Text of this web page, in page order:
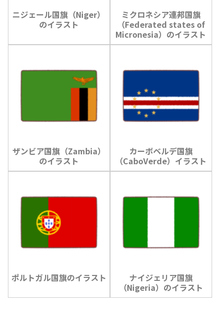
ニジェール国旗（Niger）
のイラスト
ミクロネシア連邦国旗
（Federated states of
Micronesia）のイラスト
ザンビア国旗（Zambia）
のイラスト
カーボベルデ国旗
（CaboVerde）イラスト
ポルトガル国旗のイラスト
ナイジェリア国旗
（Nigeria）のイラスト